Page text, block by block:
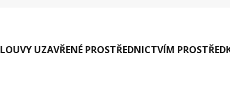
UZAVŘENÉ PROSTŘEDNICTVÍM